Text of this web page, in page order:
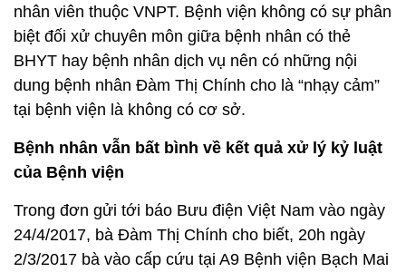
nhân viên thuộc VNPT. Bệnh viện không có sự phân
biệt đối xử chuyên môn giữa bệnh nhân có thẻ
BHYT hay bệnh nhân dịch vụ nên có những nội
dung bệnh nhân Đàm Thị Chính cho là “nhạy cảm”
tại bệnh viện là không có cơ sở.
Bệnh nhân vẫn bất bình về kết quả xử lý kỷ luật
của Bệnh viện
Trong đơn gửi tới báo Bưu điện Việt Nam vào ngày
24/4/2017, bà Đàm Thị Chính cho biết, 20h ngày
2/3/2017 bà vào cấp cứu tại A9 Bệnh viện Bạch Mai